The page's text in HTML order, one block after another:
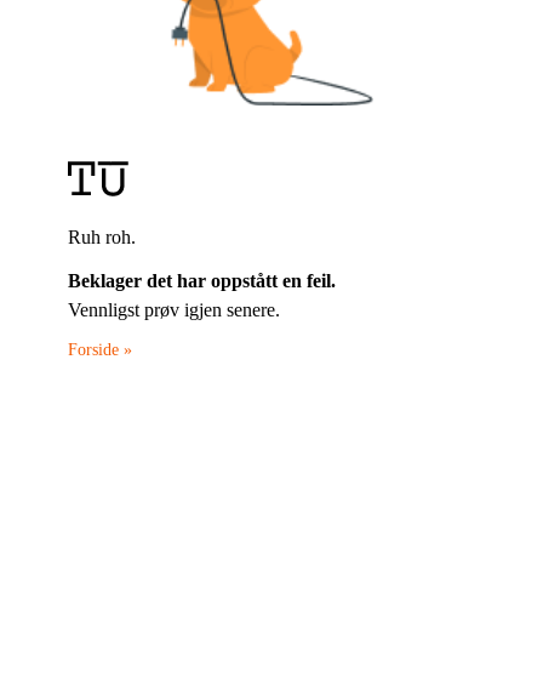
Ruh roh.
Beklager det har oppstått en feil.
Vennligst prøv igjen senere.
Forside »